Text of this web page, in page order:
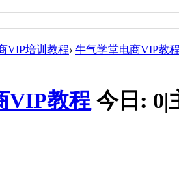
VIP培训教程› 牛气学堂电商VIP教
VIP教程 今日: 0|